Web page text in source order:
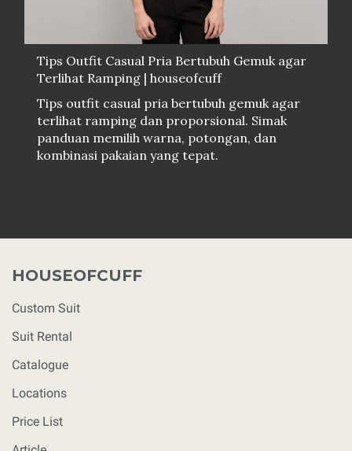
Tips Outfit Casual Pria Bertubuh Gemuk agar
Terlihat Ramping | houseofcuff
Tips outfit casual pria bertubuh gemuk agar
terlihat ramping dan proporsional. Simak
panduan memilih warna, potongan, dan
kombinasi pakaian yang tepat.
HOUSEOFCUFF
Custom Suit
Suit Rental
Catalogue
Locations
Price List